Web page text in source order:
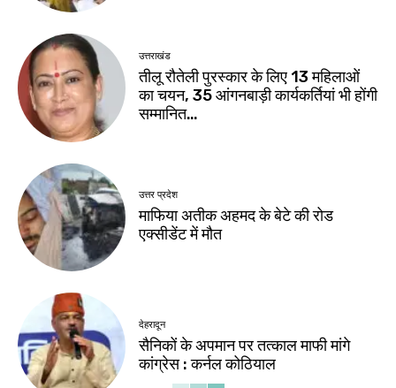
उत्तराखंड
तीलू रौतेली पुरस्कार के लिए 13 महिलाओं
का चयन, 35 आंगनबाड़ी कार्यकर्तियां भी होंगी
सम्मानित…
उत्तर प्रदेश
माफिया अतीक अहमद के बेटे की रोड
एक्सीडेंट में मौत
देहरादून
सैनिकों के अपमान पर तत्काल माफी मांगे
कांग्रेस : कर्नल कोठियाल